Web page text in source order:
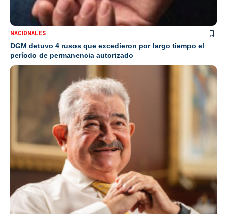
NACIONALES
DGM detuvo 4 rusos que excedieron por largo tiempo el
período de permanencia autorizado